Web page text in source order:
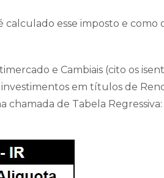
esse imposto e como
e Cambiais (cito os
em títulos de
chamada de Tabela Regressiva: